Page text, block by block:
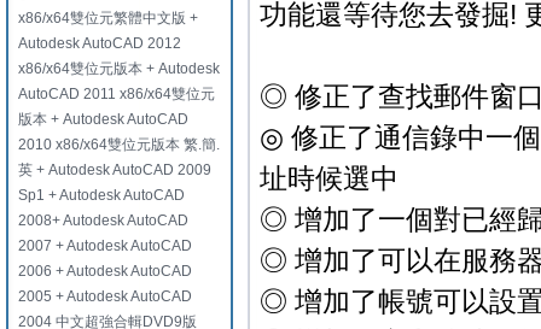
x86/x64雙位元繁體中文版 +
Autodesk AutoCAD 2012
x86/x64雙位元版本 + Autodesk
AutoCAD 2011 x86/x64雙位元
版本 + Autodesk AutoCAD
2010 x86/x64雙位元版本 繁.簡.
英 + Autodesk AutoCAD 2009
Sp1 + Autodesk AutoCAD
2008+ Autodesk AutoCAD
2007 + Autodesk AutoCAD
2006 + Autodesk AutoCAD
2005 + Autodesk AutoCAD
2004 中文超強合輯DVD9版
功能還等待您去發掘!
◎ 修正了查找郵件窗
◎ 修正了通信錄中一
址時候選中
◎ 增加了一個對已經
◎ 增加了可以在服務
◎ 增加了帳號可以設